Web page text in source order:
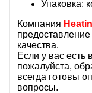
Упаковка:
Компания
качества.
Если у вас
пожалуйста,
всегда готовы
вопросы.